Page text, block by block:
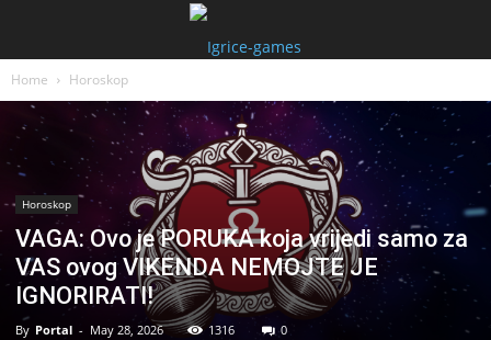
Home Horoskop
Horoskop
VAGA: Ovo je PORUKA koja vrijedi samo za
VAS ovog VIKENDA NEMOJTE JE
IGNORIRATI!
By Portal - May 28, 2026 1316 0